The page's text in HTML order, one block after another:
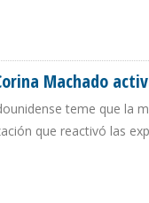
Machado
teme que la
que reactivó las